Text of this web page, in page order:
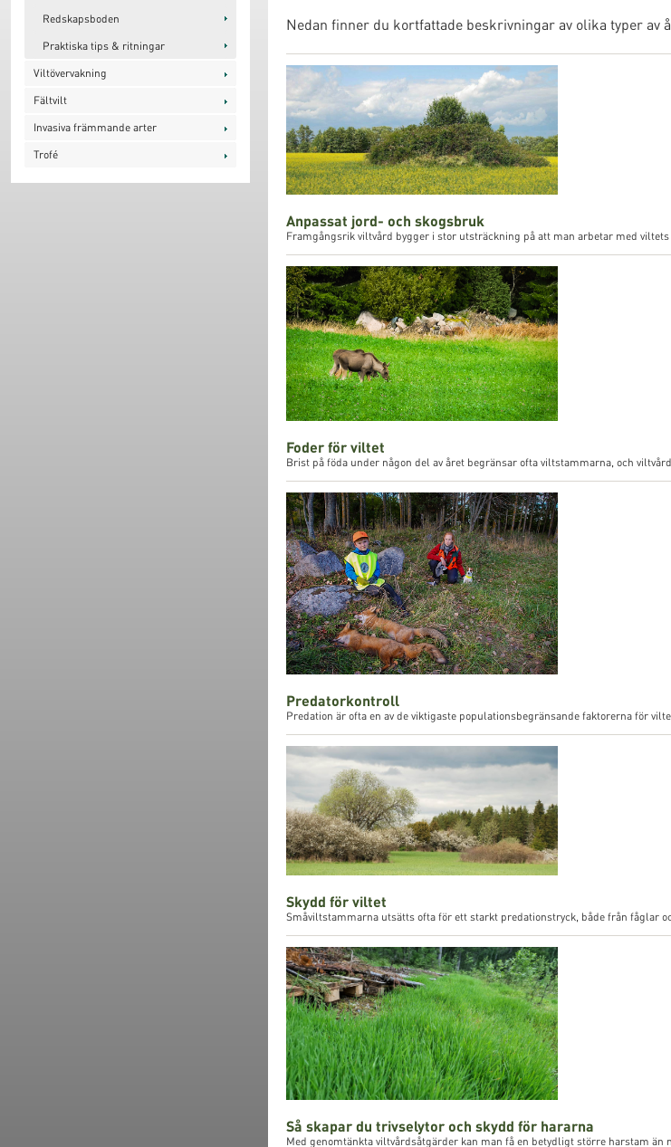
Redskapsboden
Praktiska tips & ritningar
Viltövervakning
Fältvilt
Invasiva främmande arter
Trofé
Nedan finner du kortfattade beskrivningar av olika typer av
Anpassat jord- och skogsbruk
Framgångsrik viltvård bygger i stor utsträckning på att man arbetar med
Foder för viltet
Brist på föda under någon del av året begränsar ofta viltstammarna, och
Predatorkontroll
Predation är ofta en av de viktigaste populationsbegränsande faktorerna för
Skydd för viltet
Småviltstammarna utsätts ofta för ett starkt predationstryck, både från fåglar
Så skapar du trivselytor och skydd för hararna
Med genomtänkta viltvårdsåtgärder kan man få en betydligt större harstam